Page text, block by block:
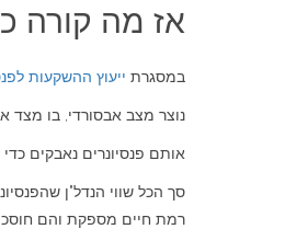
אז מה קורה
במסגרת ייעוץ ההשקעות
נוצר מצב אבסורדי, בו מצד
אותם פנסיונרים נאבקים
סך הכל שווי הנדל"ן
רמת חיים מספקת והם